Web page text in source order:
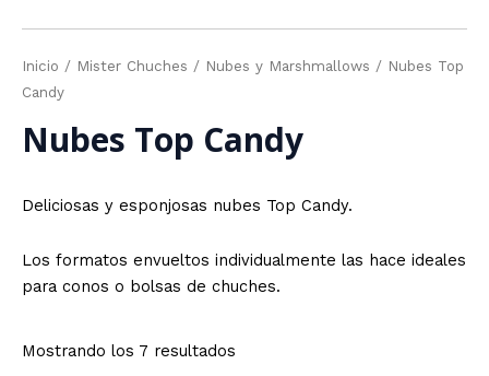
Inicio / Mister Chuches / Nubes y Marshmallows / Nubes Top
Candy
Nubes Top Candy
Deliciosas y esponjosas nubes Top Candy.
Los formatos envueltos individualmente las hace ideales
para conos o bolsas de chuches.
Mostrando los 7 resultados